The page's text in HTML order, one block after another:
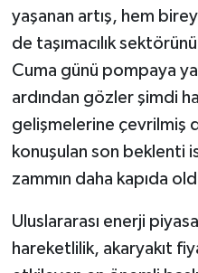
yaşanan artış, hem
de taşımacılık
Cuma günü pompaya
ardından gözler şimdi
gelişmelerine çevrilmiş
konuşulan son beklenti
zammın daha kapıda
Uluslararası enerji
hareketlilik, akaryakıt
Pınarbaşı Haberleri
Şenpazar Haberleri
Seydiler Haberleri
Taşköprü Haberleri
Karadeniz Haberleri